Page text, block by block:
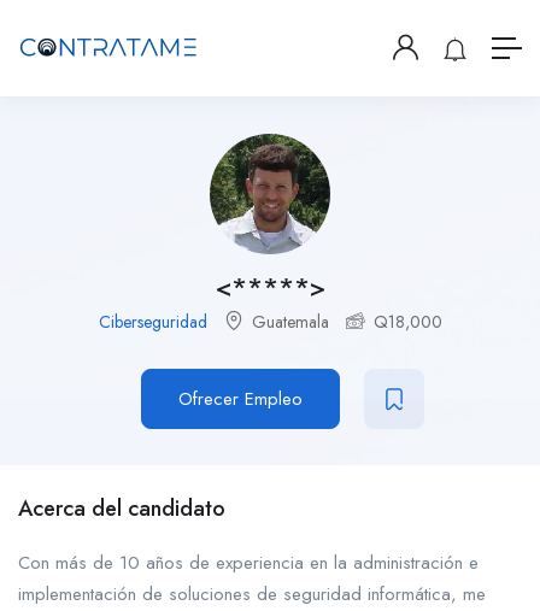
<*****>
Ciberseguridad Guatemala Q18,000
Ofrecer Empleo
Acerca del candidato
Con más de 10 años de experiencia en la administración e
implementación de soluciones de seguridad informática, me